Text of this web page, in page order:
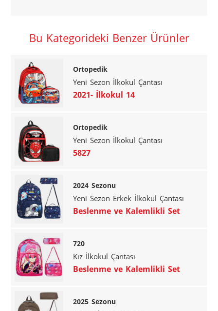
Bu Kategorideki Benzer Ürünler
Ortopedik
Yeni Sezon İlkokul Çantası
2021- İlkokul 14
Ortopedik
Yeni Sezon İlkokul Çantası
5827
2024 Sezonu
Yeni Sezon Erkek İlkokul Çantası
Beslenme ve Kalemlikli Set
720
Kız İlkokul Çantası
Beslenme ve Kalemlikli Set
2025 Sezonu